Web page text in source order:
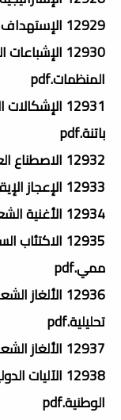
12929 الإستهداف لحوادث المرور.pdf
12930
المنظمات.pdf
12931
باتنة.pdf
12932 الاصطناع العضوي لقلويد المينوفين.pdf
12933 الإعجاز الإيقاعي في القرآن الكريم.pdf
12934 الأغنية الشعبية في الجزائر.pdf
12935
ممي.pdf
12936
تحليلية.pdf
12937 الألغاز الشعبية في مدينة قسنطينة.pdf
12938
الوطنية.pdf